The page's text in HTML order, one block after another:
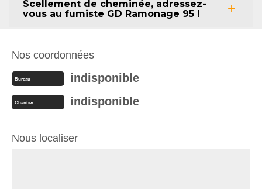
Scellement de cheminée, adressez-
vous au fumiste GD Ramonage 95 !
Nos coordonnées
Bureau indisponible
Chantier indisponible
Nous localiser